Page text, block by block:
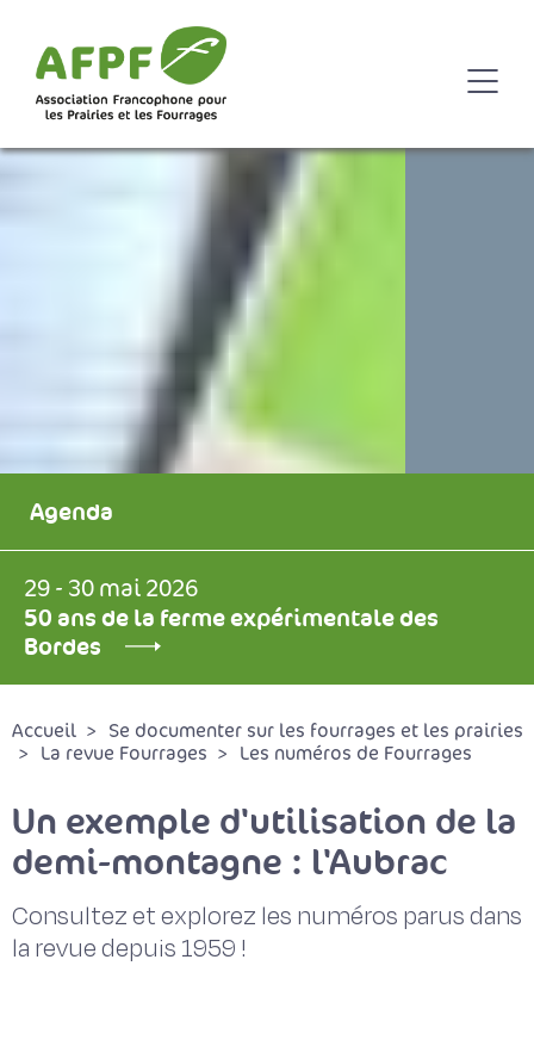
Agenda
29 - 30 mai 2026
50 ans de la ferme expérimentale des
Bordes
Accueil
Se documenter sur les fourrages et les prairies
La revue Fourrages
Les numéros de Fourrages
Un exemple d'utilisation de la
demi-montagne : l'Aubrac
Consultez et explorez les numéros parus dans
la revue depuis 1959 !